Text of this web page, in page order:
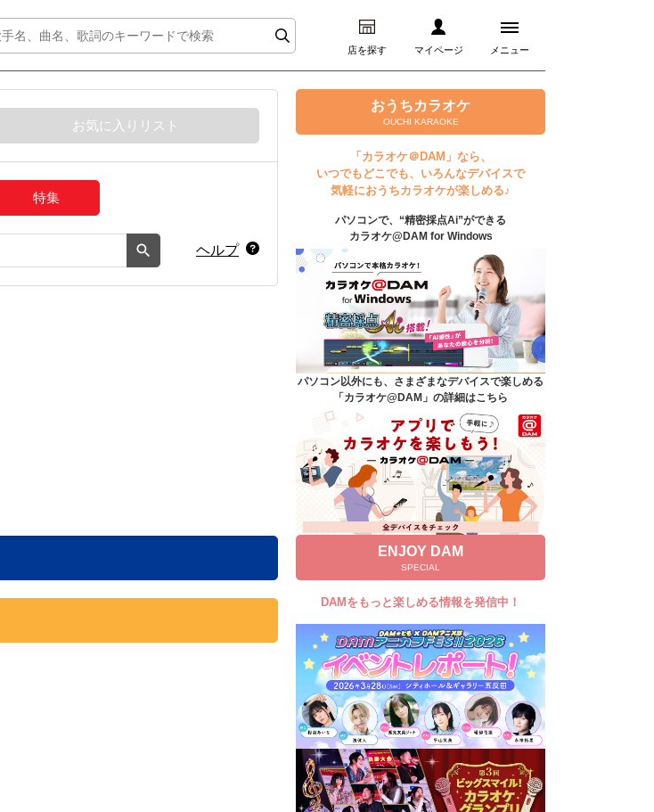
店を探す マイページ メニュー
ログイン
マイページ
プレミアムサービス
DAM★とも動画
DAM★とも録音
カラオケ＠DAM
ユーザー検索
キャンペーン
よくあるご質問
DAMの新曲・ランキングなど
カラオケ最新情報をチェック！
自宅でカラオケ歌い放題！
家族や友達と一緒に！練習にも！
お気に入りリスト
特集
ヘルプ
おうちカラオケ
OUCHI KARAOKE
「カラオケ＠DAM」なら、
いつでもどこでも、いろんなデバイスで
気軽におうちカラオケが楽しめる♪
パソコンで、“精密採点Ai”ができる
カラオケ@DAM for Windows
パソコン以外にも、さまざまなデバイスで楽しめる
「カラオケ@DAM」の詳細はこちら
ENJOY DAM
SPECIAL
DAMをもっと楽しめる情報を発信中！